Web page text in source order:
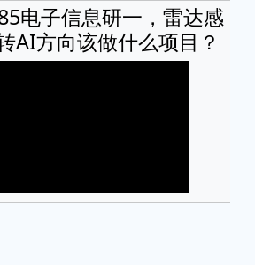
电子信息研一，雷达感
AI方向该做什么项目？